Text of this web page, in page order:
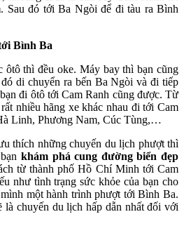
Sau đó tới Ba Ngòi để đi tàu ra Bình
Bình Ba
ôtô thì đều oke. Máy bay thì bạn cũng
di chuyển ra bến Ba Ngòi và đi tiếp
đi ôtô tới Cam Ranh cũng được. Từ
nhiều hãng xe khác nhau đi tới Cam
Linh, Phương Nam, Cúc Tùng,…
thích những chuyến du lịch phượt thì
khám phá cung đường biển đẹp
từ thành phố Hồ Chí Minh tới Cam
như tình trạng sức khỏe của bạn cho
một hành trình phượt tới Bình Ba.
là chuyến du lịch hấp dẫn nhất đối với